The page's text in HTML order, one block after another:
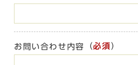
お問い合わせ内容 （必須）